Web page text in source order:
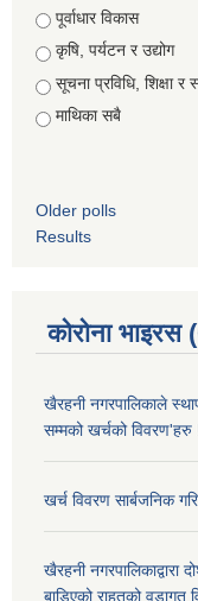
Choices
पूर्वाधार विकास
कृषि, पर्यटन र उद्योग
सूचना प्रविधि, शिक्षा र
माथिका सबै
Older polls
Results
कोरोना
खैरहनी नगरपालिकाले
सम्मको खर्चको विवरण'हरु
खर्च विवरण सार्बजनिक
खैरहनी
बाडिएको राहतको